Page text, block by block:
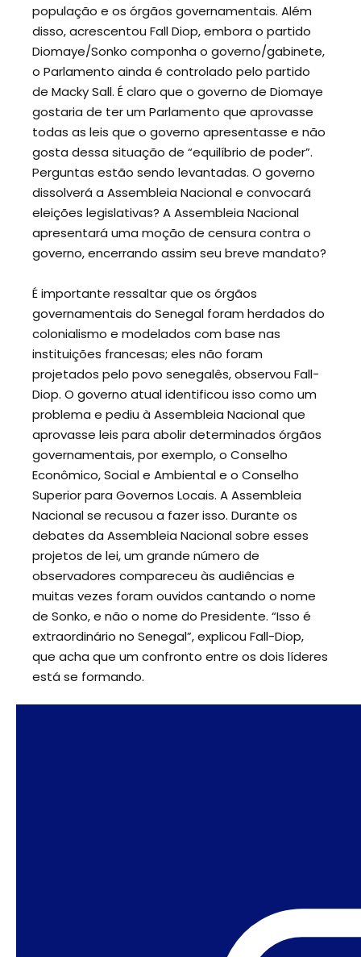
população e os órgãos governamentais. Além
disso, acrescentou Fall Diop, embora o partido
Diomaye/Sonko componha o governo/gabinete,
o Parlamento ainda é controlado pelo partido
de Macky Sall. É claro que o governo de Diomaye
gostaria de ter um Parlamento que aprovasse
todas as leis que o governo apresentasse e não
gosta dessa situação de “equilíbrio de poder”.
Perguntas estão sendo levantadas. O governo
dissolverá a Assembleia Nacional e convocará
eleições legislativas? A Assembleia Nacional
apresentará uma moção de censura contra o
governo, encerrando assim seu breve mandato?
É importante ressaltar que os órgãos
governamentais do Senegal foram herdados do
colonialismo e modelados com base nas
instituições francesas; eles não foram
projetados pelo povo senegalês, observou Fall-
Diop. O governo atual identificou isso como um
problema e pediu à Assembleia Nacional que
aprovasse leis para abolir determinados órgãos
governamentais, por exemplo, o Conselho
Econômico, Social e Ambiental e o Conselho
Superior para Governos Locais. A Assembleia
Nacional se recusou a fazer isso. Durante os
debates da Assembleia Nacional sobre esses
projetos de lei, um grande número de
observadores compareceu às audiências e
muitas vezes foram ouvidos cantando o nome
de Sonko, e não o nome do Presidente. “Isso é
extraordinário no Senegal”, explicou Fall-Diop,
que acha que um confronto entre os dois líderes
está se formando.
discórdia é a participação das mulheres no
governo. Dos 25 membros do gabinete, apenas